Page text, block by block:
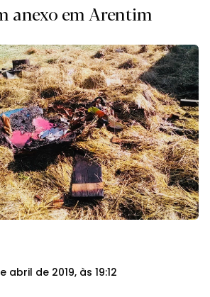
anexo em Arentim
de 2019, às 19:12